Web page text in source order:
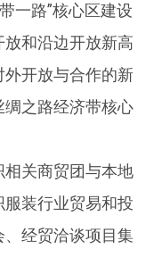
一路”核心区建设
和沿边开放新高
开放与合作的新
之路经济带核心
关商贸团与本地
装行业贸易和投
经贸洽谈项目集